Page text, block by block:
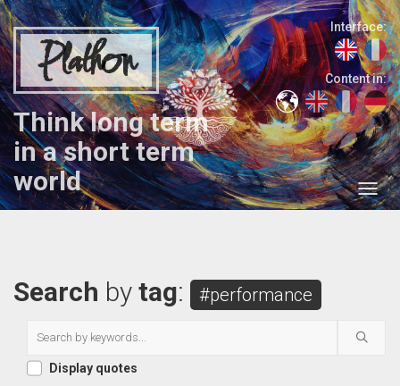
Plathon
Think long term
in a short term
world
Interface:
Content in:
Search by tag: #performance
Display quotes